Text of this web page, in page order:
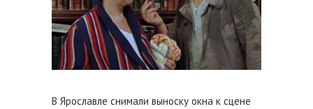
В Ярославле снимали выноску окна к сцене